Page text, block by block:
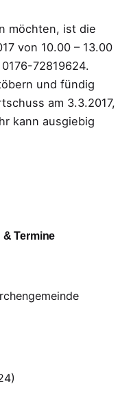
möchten, ist die
von 10.00 – 13.00
72819624.
und fündig
am 3.3.2017,
kann ausgiebig
Termine